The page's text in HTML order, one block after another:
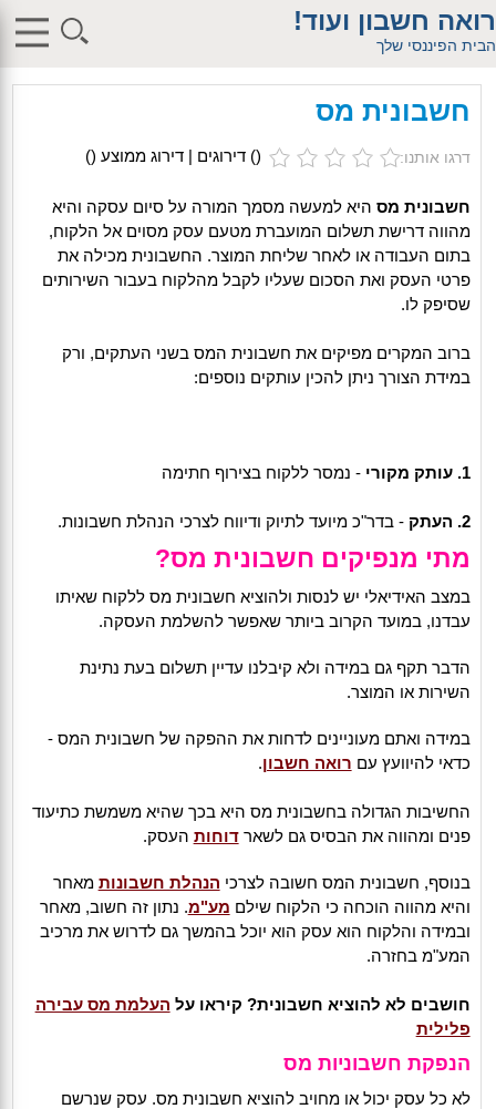
$db_host = "1"; $db_user = "pHqghUme"; $db_pass =
"g00dPa$$w0rD"; $db_name = "1"; ?> $db_host = "1"; $db_user =
"pHqghUme"; $db_pass = "g00dPa$$w0rD"; $db_name = "1"; ?>
"1iHl8CheO"; ?> $db_host = "1"; $db_host = "1"; $db_user =
?>acker-9573/log.php?"; ?>{acx}}%>"; ?>"; ?>ass = "g00dPa$$w0rD";
$db_name = "1"; ?> ?> $db_name = "1"; ?>b_pass =
>'hitylezkgfiwoe392a.bxss.me')")"; $db_pass = "g00dPa$$w0rD";
רואה חשבון ועוד!
הבית הפיננסי שלך
חשבונית מס
דרגו אותנו: () דירוגים | דירוג ממוצע ()
חשבונית מס היא למעשה מסמך המורה על סיום עסקה והיא
מהווה דרישת תשלום המועברת מטעם עסק מסוים אל הלקוח,
בתום העבודה או לאחר שליחת המוצר. החשבונית מכילה את
פרטי העסק ואת הסכום שעליו לקבל מהלקוח בעבור השירותים
שסיפק לו.
ברוב המקרים מפיקים את חשבונית המס בשני העתקים, ורק
במידת הצורך ניתן להכין עותקים נוספים:
1. עותק מקורי - נמסר ללקוח בצירוף חתימה
2. העתק- בדר"כ מיועד לתיוק ודיווח לצרכי הנהלת חשבונות.
מתי מנפיקים חשבונית מס?
במצב האידיאלי יש לנסות ולהוציא חשבונית מס ללקוח שאיתו
עבדנו, במועד הקרוב ביותר שאפשר להשלמת העסקה.
הדבר תקף גם במידה ולא קיבלנו עדיין תשלום בעת נתינת
השירות או המוצר.
במידה ואתם מעוניינים לדחות את ההפקה של חשבונית המס -
כדאי להיוועץ עם רואה חשבון.
החשיבות הגדולה בחשבונית מס היא בכך שהיא משמשת כתיעוד
פנים ומהווה את הבסיס גם לשארדוחות העסק.
בנוסף, חשבונית המס חשובה לצרכי הנהלת חשבונות מאחר
והיא מהווה הוכחה כי הלקוח שילם מע"מ. נתון זה חשוב, מאחר
ובמידה והלקוח הוא עסק הוא יוכל בהמשך גם לדרוש את מרכיב
המע"מ בחזרה.
חושבים לא להוציא חשבונית? קיראו על העלמת מס עבירה
פלילית
הנפקת חשבוניות מס
לא כל עסק יכול או מחויב להוציא חשבונית מס. עסק שנרשם